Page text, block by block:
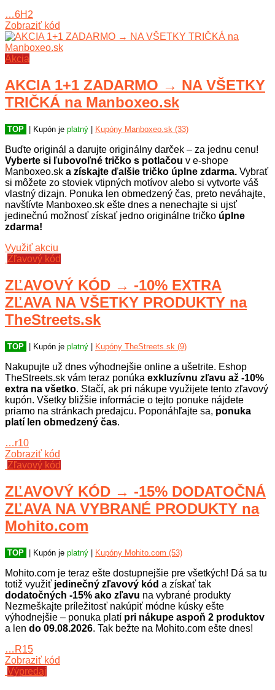
…6H2
Zobraziť kód
Akcia
AKCIA 1+1 ZADARMO → NA VŠETKY
TRIČKÁ na Manboxeo.sk
TOP | Kupón je platný Kupóny Manboxeo.sk (33)
Buďte originál a darujte originálny darček – za jednu cenu!
Vyberte si ľubovoľné tričko s potlačou v e-shope
Manboxeo.sk a získajte ďalšie tričko úplne zdarma. Vybrať
si môžete zo stoviek vtipných motívov alebo si vytvorte váš
vlastný dizajn. Ponuka len obmedzený čas, preto neváhajte,
navštívte Manboxeo.sk ešte dnes a nenechajte si ujsť
jedinečnú možnosť získať jedno originálne tričko úplne
zdarma!
Využiť akciu
Zľavový kód
ZĽAVOVÝ KÓD → -10% EXTRA
ZĽAVA NA VŠETKY PRODUKTY na
TheStreets.sk
TOP | Kupón je platný Kupóny TheStreets.sk (9)
Nakupujte už dnes výhodnejšie online a ušetrite. Eshop
TheStreets.sk vám teraz ponúka exkluzívnu zľavu až -10%
extra na všetko. Stačí, ak pri nákupe využijete tento zľavový
kupón. Všetky bližšie informácie o tejto ponuke nájdete
priamo na stránkach predajcu. Poponáhľajte sa, ponuka
platí len obmedzený čas.
…r10
Zobraziť kód
Zľavový kód
ZĽAVOVÝ KÓD → -15% DODATOČNÁ
ZĽAVA NA VYBRANÉ PRODUKTY na
Mohito.com
TOP | Kupón je platný Kupóny Mohito.com (53)
Mohito.com je teraz ešte dostupnejšie pre všetkých! Dá sa tu
totiž využiť jedinečný zľavový kód a získať tak
dodatočných -15% ako zľavu na vybrané produkty
Nezmeškajte príležitosť nakúpiť módne kúsky ešte
výhodnejšie – ponuka platí pri nákupe aspoň 2 produktov
a len do 09.08.2026. Tak bežte na Mohito.com ešte dnes!
…R15
Zobraziť kód
Výpredaj